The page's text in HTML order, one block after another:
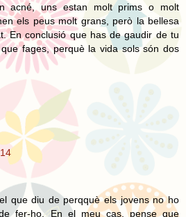
acné, uns estan molt prims o molt
els peus molt grans, però la bellesa
En conclusió que has de gaudir de tu
fages, perquè la vida sols són dos
que diu de perqquè els jovens no ho
fer-ho. En el meu cas, pense que